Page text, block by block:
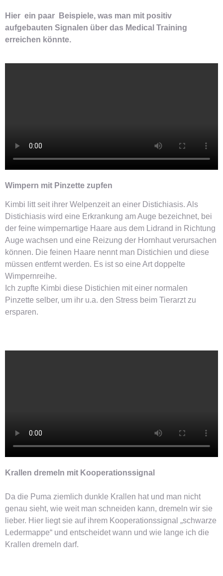
Hier ein paar Beispiele, was man mit positiv
aufgebauten Signalen über das Medical Training
erreichen könnte.
Wimpern mit Pinzette zupfen
Kimbi litt seit ihrer Welpenzeit an einer Distichiasis. Als
Distichiasis wird eine Erkrankung am Auge bezeichnet, bei
der feine wimpernartige Haare aus dem Lidrand in Richtung
Auge wachsen und eine Reizung der Hornhaut verursachen
können. Die feinen Haare nennt man Distichien und diese
müssen entfernt werden. Es ist so eine Art doppelte
Wimpernreihe.
Ich zupfte Kimbi diese Distichien mit einer normalen
Pinzette selber, um ihr u.a. den Stress beim Tierarzt zu
ersparen.
Krallen dremeln mit Kooperationssignal
Da die Puma ziemlich dunkle Krallen hat und man nicht
genau sieht, wie weit man schneiden kann, dremeln wir sie
lieber. Hier liegt sie auf ihrem Kooperationssignal „schwarze
Ledermappe“ und entscheidet wann und wie lange ich die
Krallen dremeln darf.